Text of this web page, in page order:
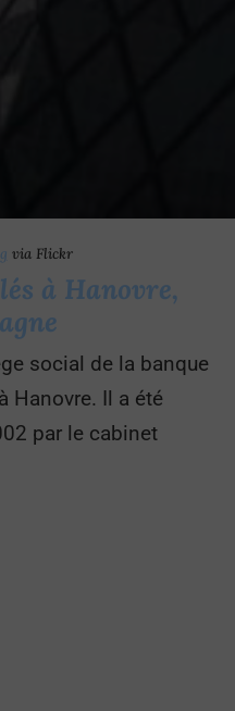
via Flickr
à Hanovre,
social de la banque
Hanovre. Il a été
par le cabinet